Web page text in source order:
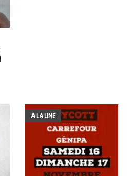
A LA UNE